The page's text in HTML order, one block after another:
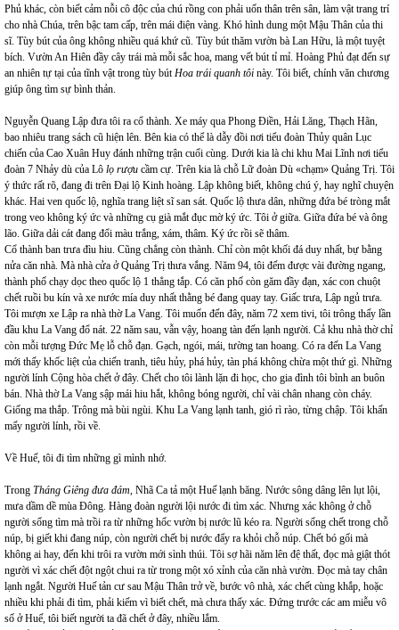
Phủ khác, còn biết cảm nỗi cô độc của chú rồng con phải uốn thân trên sân, làm vật trang trí
cho nhà Chúa, trên bậc tam cấp, trên mái điện vàng. Khó hình dung một Mậu Thân của thi
sĩ. Tùy bút của ông không nhiều quá khứ cũ. Tùy bút thăm vườn bà Lan Hữu, là một tuyệt
bích. Vườn An Hiên đầy cây trái mà mỗi sắc hoa, mang vết bút tỉ mỉ. Hoàng Phủ đạt đến sự
an nhiên tự tại của tĩnh vật trong tùy bútHoa trái quanh tôi này. Tôi biết, chính văn chương
giúp ông tìm sự bình thản.
Nguyễn Quang Lập đưa tôi ra cổ thành. Xe máy qua Phong Điền, Hải Lăng, Thạch Hãn,
bao nhiêu trang sách cũ hiện lên. Bên kia có thể là dẫy đồi nơi tiểu đoàn Thủy quân Lục
chiến của Cao Xuân Huy đánh những trận cuối cùng. Dưới kia là chi khu Mai Lĩnh nơi tiểu
đoàn 7 Nhảy dù của Lô lọ rượu cầm cự. Trên kia là chỗ Lữ đoàn Dù «chạm» Quảng Trị. Tôi
ý thức rất rõ, đang đi trên Đại lộ Kinh hoàng. Lập không biết, không chú ý, hay nghĩ chuyện
khác. Hai ven quốc lộ, nghĩa trang liệt sĩ san sát. Quốc lộ thưa dân, những đứa bé tròng mắt
trong veo không ký ức và những cụ già mắt đục mờ ký ức. Tôi ở giữa. Giữa đứa bé và ông
lão. Giữa dải cát đang đổi màu trắng, xám, thâm. Ký ức rồi sẽ thâm.
Cổ thành ban trưa đìu hiu. Cũng chẳng còn thành. Chỉ còn một khối đá duy nhất, bự bằng
nửa căn nhà. Mà nhà cửa ở Quảng Trị thưa vắng. Năm 94, tôi đếm được vài đường ngang,
thành phố chạy dọc theo quốc lộ 1 thẳng tắp. Có căn phố còn găm đầy đạn, xác con chuột
chết ruồi bu kín và xe nước mía duy nhất thằng bé đang quay tay. Giấc trưa, Lập ngủ trưa.
Tôi mượn xe Lập ra nhà thờ La Vang. Tôi muốn đến đây, năm 72 xem tivi, tôi trông thấy lần
đầu khu La Vang đổ nát. 22 năm sau, vẫn vậy, hoang tàn đến lạnh người. Cả khu nhà thờ chỉ
còn mỗi tượng Đức Mẹ lỗ chỗ đạn. Gạch, ngói, mái, tường tan hoang. Có ra đến La Vang
mới thấy khốc liệt của chiến tranh, tiêu hủy, phá hủy, tàn phá không chừa một thứ gì. Những
người lính Cộng hòa chết ở đây. Chết cho tôi lành lặn đi học, cho gia đình tôi bình an buôn
bán. Nhà thờ La Vang sập mái hiu hắt, không bóng người, chỉ vài chân nhang còn cháy.
Giống ma thắp. Trông mà bùi ngùi. Khu La Vang lạnh tanh, gió rì rào, từng chập. Tôi khấn
mấy người lính, rồi về.
Về Huế, tôi đi tìm những gì mình nhớ.
Trong Tháng Giêng đưa đám, Nhã Ca tả một Huế lạnh băng. Nước sông dâng lên lụt lội,
mưa dầm dề mùa Đông. Hàng đoàn người lội nước đi tìm xác. Nhưng xác không ở chỗ
người sống tìm mà trồi ra từ những hốc vườn bị nước lũ kéo ra. Người sống chết trong chỗ
núp, bị giết khi đang núp, còn người chết bị nước đẩy ra khỏi chỗ núp. Chết bó gối mà
không ai hay, đến khi trôi ra vườn mới sình thúi. Tôi sợ hãi năm lên đệ thất, đọc mà giật thót
người vì xác chết đột ngột chui ra từ trong một xó xỉnh của căn nhà vườn. Đọc mà tay chân
lạnh ngắt. Người Huế tản cư sau Mậu Thân trở về, bước vô nhà, xác chết cùng khắp, hoặc
nhiều khi phải đi tìm, phải kiếm vì biết chết, mà chưa thấy xác. Đứng trước các am miễu vô
số ở Huế, tôi biết người ta đã chết ở đây, nhiều lắm.